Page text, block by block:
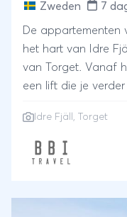
Zweden 7
De appartementen
het hart van Idre
van Torget. Vanaf
een lift die je
en voorzien van
en Fjällvegen zijn
houtkachel! Alles
maart 2026 vertrek
Idre Fjäll, Torget